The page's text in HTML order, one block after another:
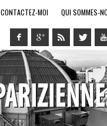
CONTACTEZ-MOI QUI SOMMES-